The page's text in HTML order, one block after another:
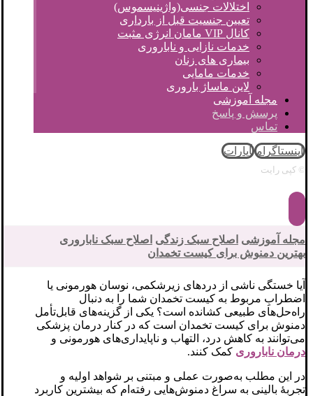
اختلالات جنسی(واژینیسموس)
تعیین جنسیت قبل از بارداری
کانال VIP مامان انرژی مثبت
خدمات نازایی و ناباروری
بیماری های زنان
خدمات مامایی
لاین ماساژ باروری
مجله آموزشی
پرسش و پاسخ
تماس
اینستاگرام آپارات
© کپی رایت
مجله آموزشی اصلاح سبک زندگی اصلاح سبک ناباروری
بهترین دمنوش برای کیست تخمدان
آیا خستگی ناشی از دردهای زیرشکمی، نوسان هورمونی یا
اضطرابِ مربوط به کیست تخمدان شما را به دنبال
راه‌حل‌های طبیعی کشانده است؟ یکی از گزینه‌های قابل‌تأمل
دمنوش برای کیست تخمدان است که در کنار درمان پزشکی
می‌توانند به کاهش درد، التهاب و ناپایداری‌های هورمونی و
درمان ناباروری کمک کنند.
در این مطلب به‌صورت عملی و مبتنی بر شواهد اولیه و
تجربهٔ بالینی به سراغ دمنوش‌هایی رفته‌ام که بیشترین کاربرد